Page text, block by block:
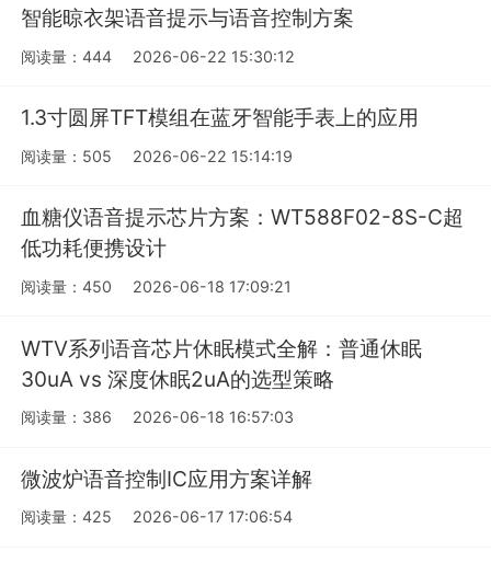
智能晾衣架语音提示与语音控制方案
阅读量：444 2026-06-22 15:30:12
1.3寸圆屏TFT模组在蓝牙智能手表上的应用
阅读量：505 2026-06-22 15:14:19
血糖仪语音提示芯片方案：WT588F02-8S-C超
低功耗便携设计
阅读量：450 2026-06-18 17:09:21
WTV系列语音芯片休眠模式全解：普通休眠
30uA vs 深度休眠2uA的选型策略
阅读量：386 2026-06-18 16:57:03
微波炉语音控制IC应用方案详解
阅读量：425 2026-06-17 17:06:54